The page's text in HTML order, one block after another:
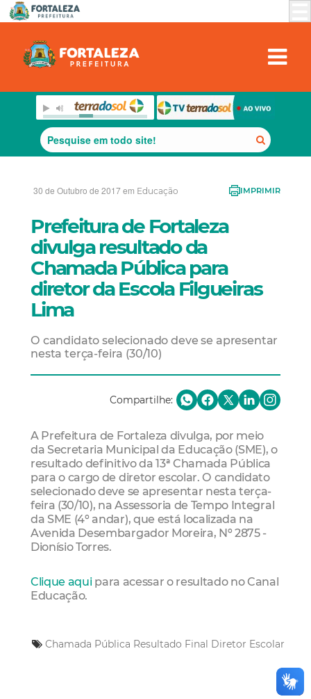
30 de Outubro de 2017 em Educação IMPRIMIR
Prefeitura de Fortaleza
divulga resultado da
Chamada Pública para
diretor da Escola Filgueiras
Lima
O candidato selecionado deve se apresentar
nesta terça-feira (30/10)
Compartilhe:
A Prefeitura de Fortaleza divulga, por meio
da Secretaria Municipal da Educação (SME), o
resultado definitivo da 13ª Chamada Pública
para o cargo de diretor escolar. O candidato
selecionado deve se apresentar nesta terça-
feira (30/10), na Assessoria de Tempo Integral
da SME (4º andar), que está localizada na
Avenida Desembargador Moreira, Nº 2875 -
Dionísio Torres.
Clique aquipara acessar o resultado no Canal
Educação.
Chamada Pública Resultado Final Diretor Escolar